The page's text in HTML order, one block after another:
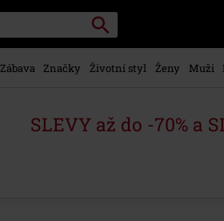
Vyhledávání
Zábava Značky Životní styl Ženy Muži
SLEVY až do -70% a